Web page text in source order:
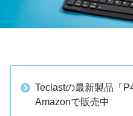
Teclastの最新製品「
Amazonで販売中